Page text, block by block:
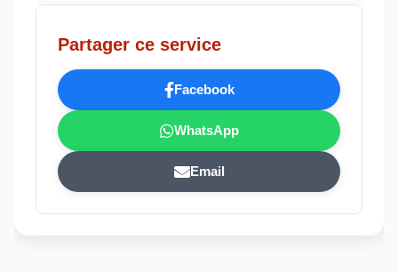
Partager ce service
Facebook
WhatsApp
Email